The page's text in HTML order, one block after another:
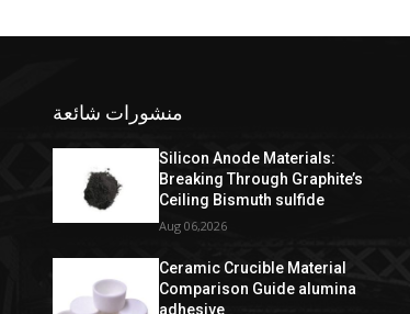
منشورات شائعة
Silicon Anode Materials:
Breaking Through Graphite’s
Ceiling Bismuth sulfide
Aug 06,2026
Ceramic Crucible Material
Comparison Guide alumina
adhesive